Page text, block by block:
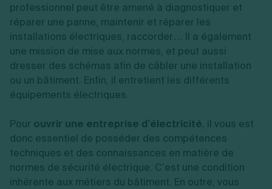
professionnel peut être amené à diagnostiquer et
réparer une panne, maintenir et réparer les
installations électriques, raccorder… Il a également
une mission de mise aux normes, et peut aussi
dresser des schémas afin de câbler une installation
ou un bâtiment. Enfin, il entretient les différents
équipements électriques.
Pour ouvrir une entreprise d’électricité, il vous est
donc essentiel de posséder des compétences
techniques et des connaissances en matière de
normes de sécurité électrique. C’est une condition
inhérente aux métiers du bâtiment. En outre, vous